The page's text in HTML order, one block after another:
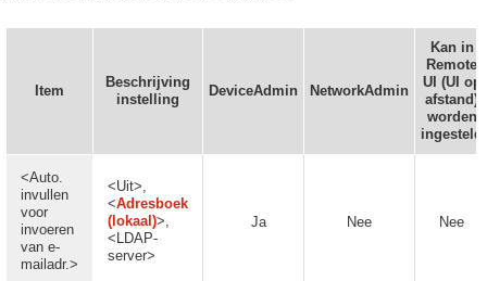
Item
Beschrijving
instelling
DeviceAdmin NetworkAdmin
Kan in
Remote
UI (UI op
afstand)
worden
ingesteld
<Auto.
invullen
voor
invoeren
van e-
mailadr.>
<Uit>,
<Adresboek
(lokaal)>,
<LDAP-
server>
Ja Nee Nee